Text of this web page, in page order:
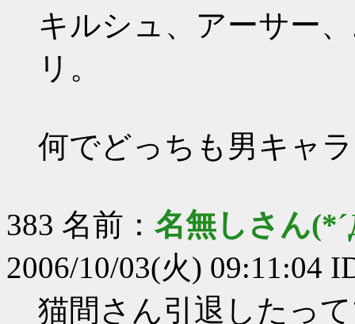
キルシュ、アーサー
リ。
何でどっちも男キャ
383 名前： 名無しさん
2006/10/03(火) 09:11:04
猫間さん引退したっ